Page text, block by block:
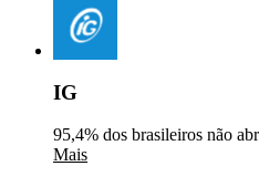
IG
95,4% dos brasileiros não
Mais